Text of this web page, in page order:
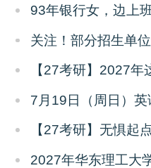
93年银行女，边上
关注！部分招生单
【27考研】2027年
7月19日（周日）英
【27考研】无惧起
2027年华东理工大